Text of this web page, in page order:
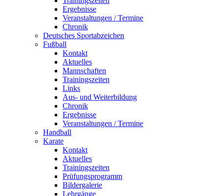
Ergebnisse
Veranstaltungen / Termine
Chronik
Deutsches Sportabzeichen
Fußball
Kontakt
Aktuelles
Mannschaften
Trainingszeiten
Links
Aus- und Weiterbildung
Chronik
Ergebnisse
Veranstaltungen / Termine
Handball
Karate
Kontakt
Aktuelles
Trainingszeiten
Prüfungsprogramm
Bildergalerie
Lehrgänge